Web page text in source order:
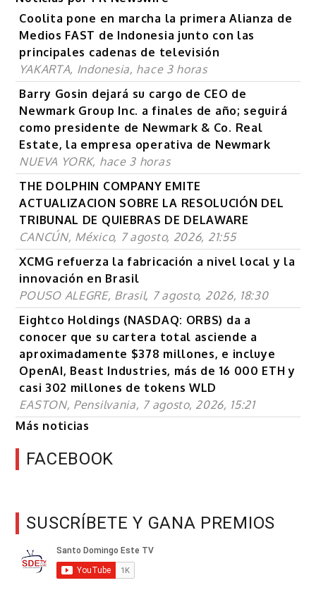
Coolita pone en marcha la primera Alianza de
Medios FAST de Indonesia junto con las
principales cadenas de televisión
YAKARTA, Indonesia, hace 3 horas
Barry Gosin dejará su cargo de CEO de
Newmark Group Inc. a finales de año; seguirá
como presidente de Newmark & Co. Real
Estate, la empresa operativa de Newmark
NUEVA YORK, hace 3 horas
THE DOLPHIN COMPANY EMITE
ACTUALIZACION SOBRE LA RESOLUCIÓN DEL
TRIBUNAL DE QUIEBRAS DE DELAWARE
CANCÚN, México, 7 agosto, 2026, 21:55
XCMG refuerza la fabricación a nivel local y la
innovación en Brasil
POUSO ALEGRE, Brasil, 7 agosto, 2026, 18:30
Eightco Holdings (NASDAQ: ORBS) da a
conocer que su cartera total asciende a
aproximadamente $378 millones, e incluye
OpenAI, Beast Industries, más de 16 000 ETH y
casi 302 millones de tokens WLD
EASTON, Pensilvania, 7 agosto, 2026, 15:21
Más noticias
FACEBOOK
SUSCRÍBETE Y GANA PREMIOS